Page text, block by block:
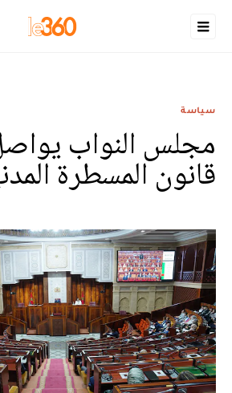
سياسة
مجلس النواب
قانون المسطرة